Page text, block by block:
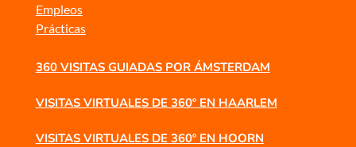
Empleos
Prácticas
360 VISITAS GUIADAS POR ÁMSTERDAM
VISITAS VIRTUALES DE 360º EN HAARLEM
VISITAS VIRTUALES DE 360º EN HOORN